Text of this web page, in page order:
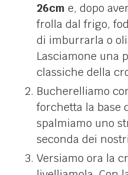
26cm e, dopo
frolla dal frigo,
di imburrarla o
Lasciamone una
classiche della
Bucherelliamo
forchetta la base
spalmiamo uno
seconda dei
Versiamo ora la